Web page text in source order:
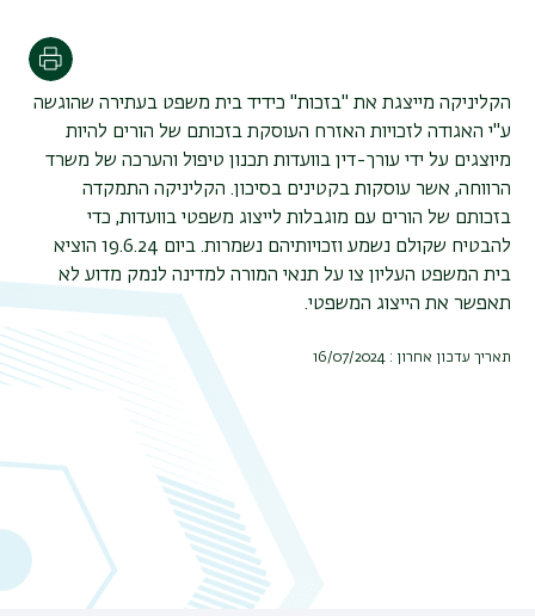
הקליניקה מייצגת את "בזכות" כידיד בית משפט בעתירה שהוגשה
ע"י האגודה לזכויות האזרח העוסקת בזכותם של הורים להיות
מיוצגים על ידי עורך-דין בוועדות תכנון טיפול והערכה של משרד
הרווחה, אשר עוסקות בקטינים בסיכון. הקליניקה התמקדה
בזכותם של הורים עם מוגבלות לייצוג משפטי בוועדות, כדי
להבטיח שקולם נשמע וזכויותיהם נשמרות. ביום 19.6.24 הוציא
בית המשפט העליון צו על תנאי המורה למדינה לנמק מדוע לא
תאפשר את הייצוג המשפטי.
תאריך עדכון אחרון : 16/07/2024